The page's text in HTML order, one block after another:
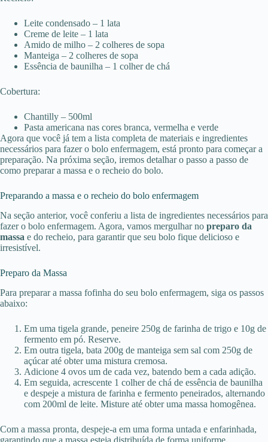
Leite condensado – 1 lata
Creme de leite – 1 lata
Amido de milho – 2 colheres de sopa
Manteiga – 2 colheres de sopa
Essência de baunilha – 1 colher de chá
Cobertura:
Chantilly – 500ml
Pasta americana nas cores branca, vermelha e verde
Agora que você já tem a lista completa de materiais e ingredientes
necessários para fazer o bolo enfermagem, está pronto para começar a
preparação. Na próxima seção, iremos detalhar o passo a passo de
como preparar a massa e o recheio do bolo.
Preparando a massa e o recheio do bolo enfermagem
Na seção anterior, você conferiu a lista de ingredientes necessários para
fazer o bolo enfermagem. Agora, vamos mergulhar no preparo da
massa e do recheio, para garantir que seu bolo fique delicioso e
irresistível.
Preparo da Massa
Para preparar a massa fofinha do seu bolo enfermagem, siga os passos
abaixo:
Em uma tigela grande, peneire 250g de farinha de trigo e 10g de
fermento em pó. Reserve.
Em outra tigela, bata 200g de manteiga sem sal com 250g de
açúcar até obter uma mistura cremosa.
Adicione 4 ovos um de cada vez, batendo bem a cada adição.
Em seguida, acrescente 1 colher de chá de essência de baunilha
e despeje a mistura de farinha e fermento peneirados, alternando
com 200ml de leite. Misture até obter uma massa homogênea.
Com a massa pronta, despeje-a em uma forma untada e enfarinhada,
garantindo que a massa esteja distribuída de forma uniforme.